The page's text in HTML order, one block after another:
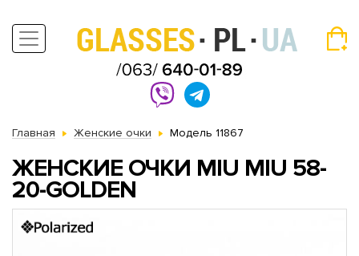
Главная Женские очки Модель 11867
ЖЕНСКИЕ ОЧКИ MIU MIU 58-
20-GOLDEN